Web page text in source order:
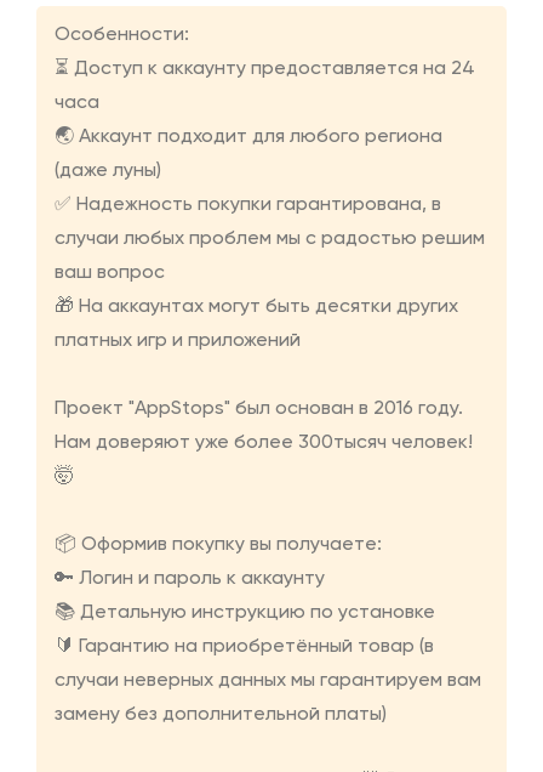
Особенности:
⏳ Доступ к аккаунту предоставляется на 24
часа
🌏 Аккаунт подходит для любого региона
(даже луны)
✅ Надежность покупки гарантирована, в
случаи любых проблем мы с радостью решим
ваш вопрос
🎁 На аккаунтах могут быть десятки других
платных игр и приложений
Проект "AppStops" был основан в 2016 году.
Нам доверяют уже более 300тысяч человек!
🤯
📦 Оформив покупку вы получаете:
🔑 Логин и пароль к аккаунту
📚 Детальную инструкцию по установке
🔰 Гарантию на приобретённый товар (в
случаи неверных данных мы гарантируем вам
замену без дополнительной платы)